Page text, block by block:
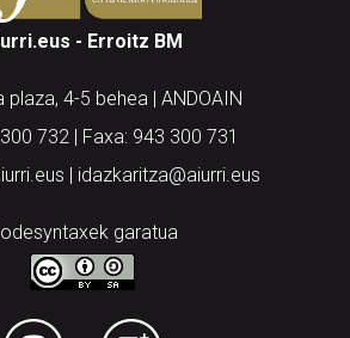
- Erroitz BM
plaza, 4-5 behea | ANDOAIN
732 | Faxa: 943 300 731
| idazkaritza@aiurri.eus
garatua